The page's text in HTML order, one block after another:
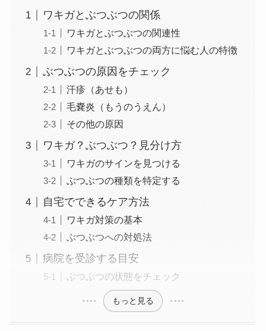
ワキガとぶつぶつの関係
ワキガとぶつぶつの関連性
ワキガとぶつぶつの両方に悩む人の特徴
ぶつぶつの原因をチェック
汗疹（あせも）
毛嚢炎（もうのうえん）
その他の原因
ワキガ？ぶつぶつ？見分け方
ワキガのサインを見つける
ぶつぶつの種類を特定する
自宅でできるケア方法
ワキガ対策の基本
ぶつぶつへの対処法
病院を受診する目安
ぶつぶつの状態をチェック
もっと見る